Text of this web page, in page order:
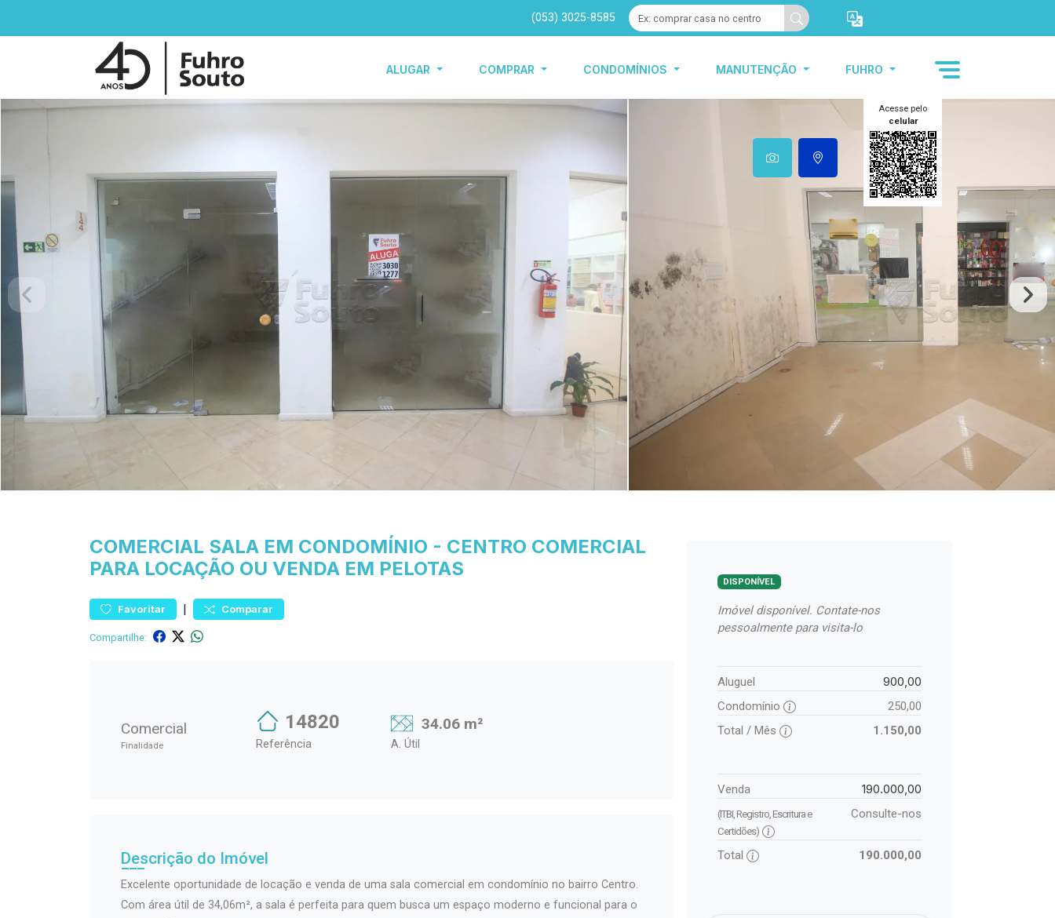
(053) 3025-8585
ALUGAR COMPRAR CONDOMÍNIOS MANUTENÇÃO FUHRO
Acesse pelo
celular
COMERCIAL SALA EM CONDOMÍNIO - CENTRO COMERCIAL
PARA LOCAÇÃO OU VENDA EM PELOTAS
Favoritar | Comparar
Compartilhe:
Comercial
Finalidade
14820
Referência
34.06 m²
A. Útil
Descrição do Imóvel
Excelente oportunidade de locação e venda de uma sala comercial em condomínio no bairro Centro.
Com área útil de 34,06m², a sala é perfeita para quem busca um espaço moderno e funcional para o
DISPONÍVEL
Imóvel disponível. Contate-nos
pessoalmente para visita-lo
Aluguel 900,00
Condomínio
250,00
Total / Mês
1.150,00
Venda 190.000,00
(ITBI, Registro, Escritura e
Certidões)
Consulte-nos
Total 190.000,00